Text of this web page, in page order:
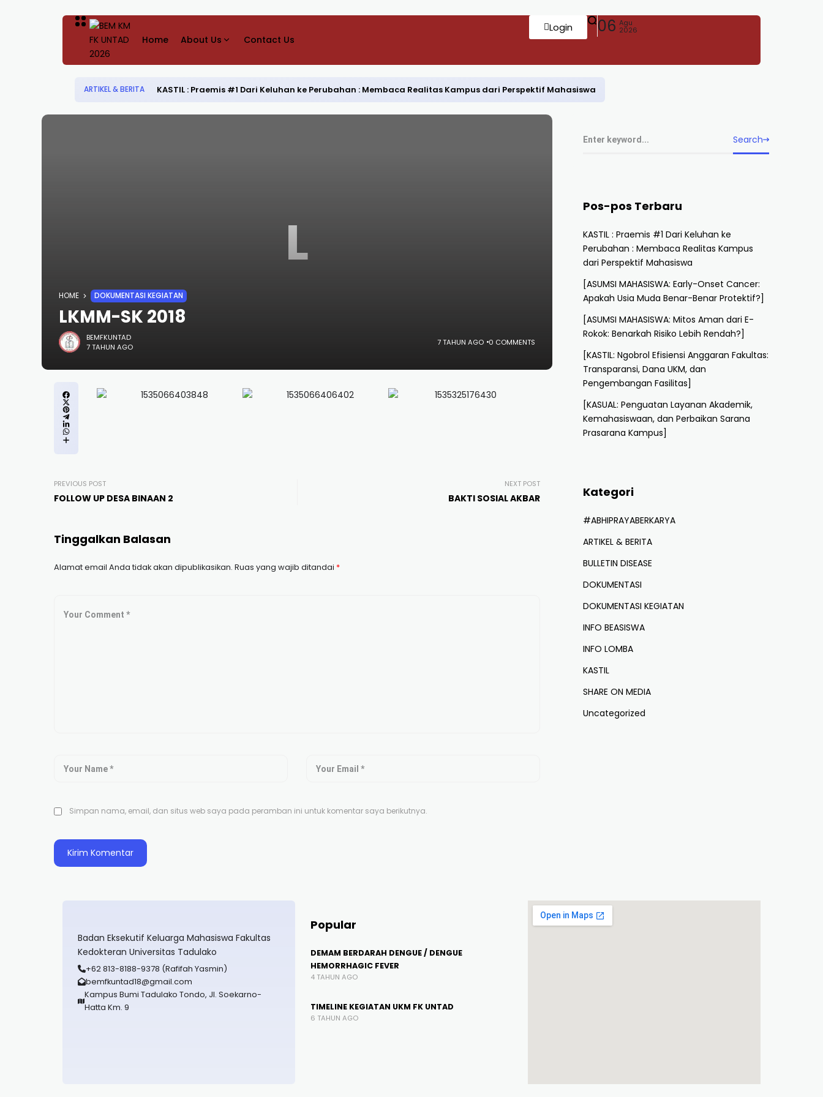
Home About Us Contact Us
Login 06 Agu
2026
ARTIKEL & BERITA KASTIL : Praemis #1 Dari Keluhan ke Perubahan : Membaca Realitas Kampus dari Perspektif Mahasiswa
L
HOME DOKUMENTASI KEGIATAN
LKMM-SK 2018
BEMFKUNTAD
7 TAHUN AGO
7 TAHUN AGO 0 COMMENTS
PREVIOUS POST
FOLLOW UP DESA BINAAN 2
NEXT POST
BAKTI SOSIAL AKBAR
Tinggalkan Balasan
Alamat email Anda tidak akan dipublikasikan. Ruas yang wajib ditandai *
Simpan nama, email, dan situs web saya pada peramban ini untuk komentar saya berikutnya.
Search
Pos-pos Terbaru
KASTIL : Praemis #1 Dari Keluhan ke
Perubahan : Membaca Realitas Kampus
dari Perspektif Mahasiswa
[ASUMSI MAHASISWA: Early-Onset Cancer:
Apakah Usia Muda Benar-Benar Protektif?]
[ASUMSI MAHASISWA: Mitos Aman dari E-
Rokok: Benarkah Risiko Lebih Rendah?]
[KASTIL: Ngobrol Efisiensi Anggaran Fakultas:
Transparansi, Dana UKM, dan
Pengembangan Fasilitas]
[KASUAL: Penguatan Layanan Akademik,
Kemahasiswaan, dan Perbaikan Sarana
Prasarana Kampus]
Kategori
#ABHIPRAYABERKARYA
ARTIKEL & BERITA
BULLETIN DISEASE
DOKUMENTASI
DOKUMENTASI KEGIATAN
INFO BEASISWA
INFO LOMBA
KASTIL
SHARE ON MEDIA
Uncategorized
Badan Eksekutif Keluarga Mahasiswa Fakultas
Kedokteran Universitas Tadulako
+62 813-8188-9378 (Rafifah Yasmin)
bemfkuntad18@gmail.com
Kampus Bumi Tadulako Tondo, Jl. Soekarno-
Hatta Km. 9
Popular
DEMAM BERDARAH DENGUE / DENGUE
HEMORRHAGIC FEVER
4 TAHUN AGO
TIMELINE KEGIATAN UKM FK UNTAD
6 TAHUN AGO